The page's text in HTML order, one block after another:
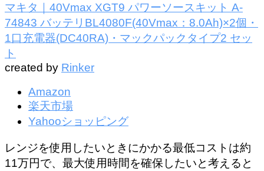
マキタ｜40Vmax XGT9 パワーソースキット A-
74843 バッテリBL4080F(40Vmax：8.0Ah)×2個・
1口充電器(DC40RA)・マックパックタイプ2 セッ
ト
created by Rinker
Amazon
楽天市場
Yahooショッピング
レンジを使用したいときにかかる最低コストは約
11万円で、最大使用時間を確保したいと考えると